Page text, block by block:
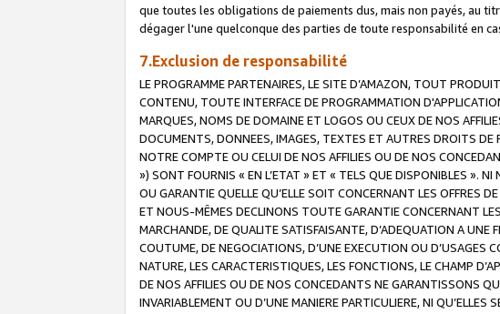
que toutes les obligations de paiements dus, mais non payés, au
dégager l'une quelconque des parties de toute responsabilité en
7.Exclusion de responsabilité
LE PROGRAMME PARTENAIRES, LE SITE D’AMAZON, TOUT
CONTENU, TOUTE INTERFACE DE PROGRAMMATION
MARQUES, NOMS DE DOMAINE ET LOGOS OU CEUX DE NOS
DOCUMENTS, DONNEES, IMAGES, TEXTES ET AUTRES DROITS
NOTRE COMPTE OU CELUI DE NOS AFFILIES OU DE NOS
») SONT FOURNIS « EN L’ETAT » ET « TELS QUE DISPONIBLES ».
OU GARANTIE QUELLE QU’ELLE SOIT CONCERNANT LES OFFRES
ET NOUS-MÊMES DECLINONS TOUTE GARANTIE CONCERNANT
MARCHANDE, DE QUALITE SATISFAISANTE, D’ADEQUATION A
COUTUME, DE NEGOCIATIONS, D’UNE EXECUTION OU D’USAGES
NATURE, LES CARACTERISTIQUES, LES FONCTIONS, LE CHAMP
DE NOS AFFILIES OU DE NOS CONCEDANTS NE GARANTISSONS
INVARIABLEMENT OU D’UNE MANIERE PARTICULIERE, NI